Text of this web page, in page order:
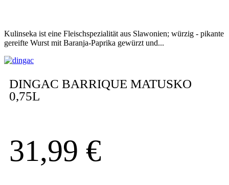
Kulinseka ist eine Fleischspezialität aus Slawonien; würzig - pikante
gereifte Wurst mit Baranja-Paprika gewürzt und...
DINGAC BARRIQUE MATUSKO
0,75L
31,99 €